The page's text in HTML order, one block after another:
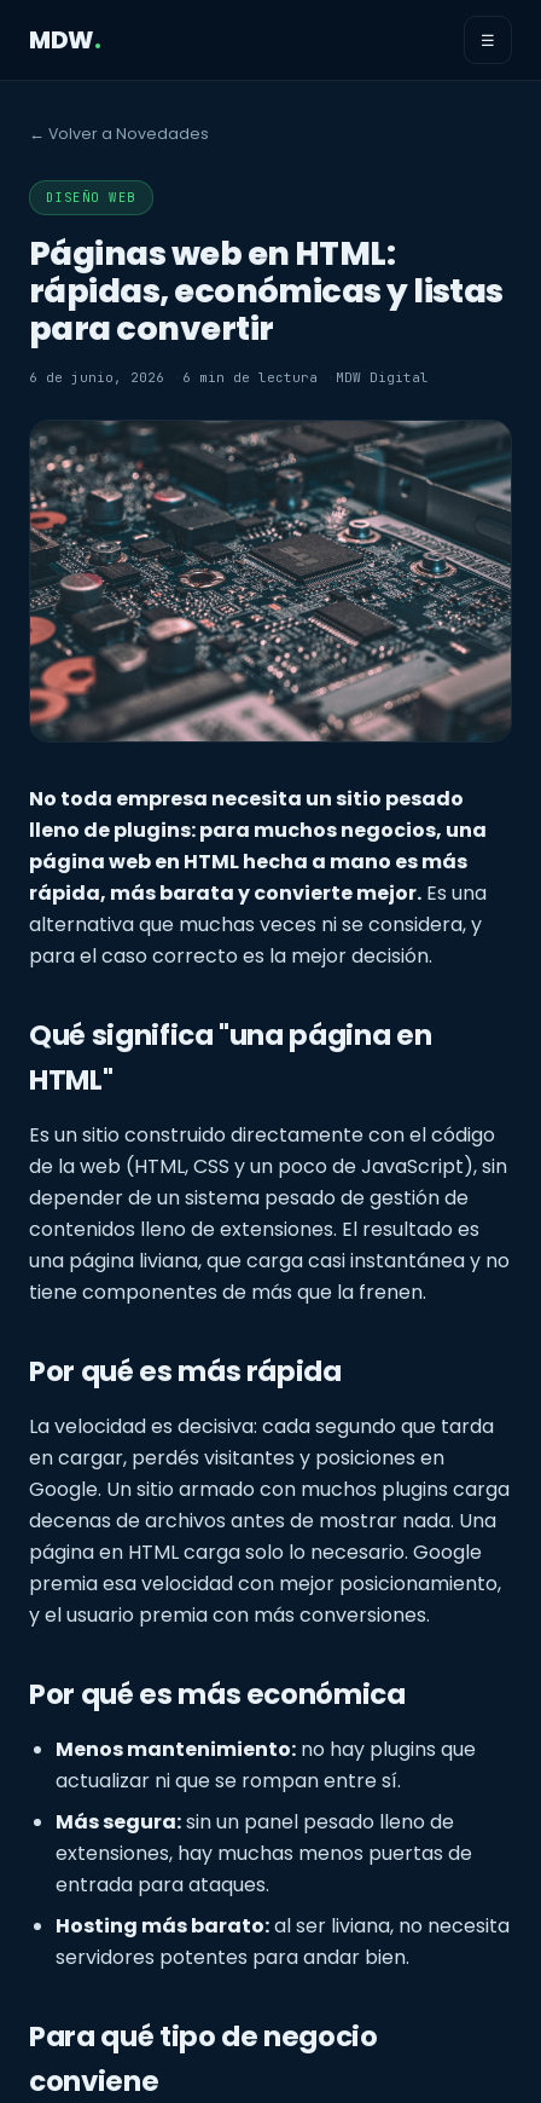
MDW. ☰
← Volver a Novedades
DISEÑO WEB
Páginas web en HTML:
rápidas, económicas y listas
para convertir
6 de junio, 2026 6 min de lectura MDW Digital
No toda empresa necesita un sitio pesado
lleno de plugins: para muchos negocios, una
página web en HTML hecha a mano es más
rápida, más barata y convierte mejor. Es una
alternativa que muchas veces ni se considera, y
para el caso correcto es la mejor decisión.
Qué significa "una página en
HTML"
Es un sitio construido directamente con el código
de la web (HTML, CSS y un poco de JavaScript), sin
depender de un sistema pesado de gestión de
contenidos lleno de extensiones. El resultado es
una página liviana, que carga casi instantánea y no
tiene componentes de más que la frenen.
Por qué es más rápida
La velocidad es decisiva: cada segundo que tarda
en cargar, perdés visitantes y posiciones en
Google. Un sitio armado con muchos plugins carga
decenas de archivos antes de mostrar nada. Una
página en HTML carga solo lo necesario. Google
premia esa velocidad con mejor posicionamiento,
y el usuario premia con más conversiones.
Por qué es más económica
Menos mantenimiento: no hay plugins que
actualizar ni que se rompan entre sí.
Más segura:sin un panel pesado lleno de
extensiones, hay muchas menos puertas de
entrada para ataques.
Hosting más barato:al ser liviana, no necesita
servidores potentes para andar bien.
Para qué tipo de negocio
conviene